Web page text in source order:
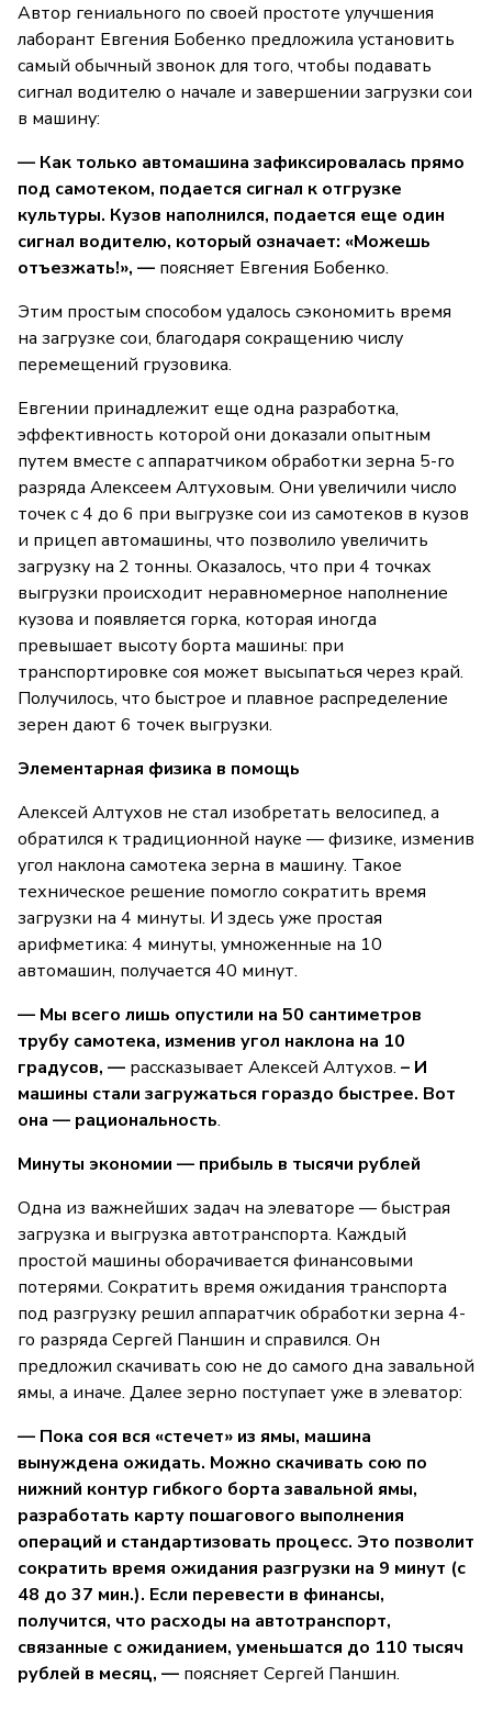
Автор гениального по своей простоте улучшения
лаборант Евгения Бобенко предложила установить
самый обычный звонок для того, чтобы подавать
сигнал водителю о начале и завершении загрузки сои
в машину:
— Как только автомашина зафиксировалась прямо
под самотеком, подается сигнал к отгрузке
культуры. Кузов наполнился, подается еще один
сигнал водителю, который означает: «Можешь
отъезжать!», — поясняет Евгения Бобенко.
Этим простым способом удалось сэкономить время
на загрузке сои, благодаря сокращению числу
перемещений грузовика.
Евгении принадлежит еще одна разработка,
эффективность которой они доказали опытным
путем вместе с аппаратчиком обработки зерна 5-го
разряда Алексеем Алтуховым. Они увеличили число
точек с 4 до 6 при выгрузке сои из самотеков в кузов
и прицеп автомашины, что позволило увеличить
загрузку на 2 тонны. Оказалось, что при 4 точках
выгрузки происходит неравномерное наполнение
кузова и появляется горка, которая иногда
превышает высоту борта машины: при
транспортировке соя может высыпаться через край.
Получилось, что быстрое и плавное распределение
зерен дают 6 точек выгрузки.
Элементарная физика в помощь
Алексей Алтухов не стал изобретать велосипед, а
обратился к традиционной науке — физике, изменив
угол наклона самотека зерна в машину. Такое
техническое решение помогло сократить время
загрузки на 4 минуты. И здесь уже простая
арифметика: 4 минуты, умноженные на 10
автомашин, получается 40 минут.
— Мы всего лишь опустили на 50 сантиметров
трубу самотека, изменив угол наклона на 10
градусов, — рассказывает Алексей Алтухов. – И
машины стали загружаться гораздо быстрее. Вот
она — рациональность.
Минуты экономии — прибыль в тысячи рублей
Одна из важнейших задач на элеваторе — быстрая
загрузка и выгрузка автотранспорта. Каждый
простой машины оборачивается финансовыми
потерями. Сократить время ожидания транспорта
под разгрузку решил аппаратчик обработки зерна 4-
го разряда Сергей Паншин и справился. Он
предложил скачивать сою не до самого дна завальной
ямы, а иначе. Далее зерно поступает уже в элеватор:
— Пока соя вся «стечет» из ямы, машина
вынуждена ожидать. Можно скачивать сою по
нижний контур гибкого борта завальной ямы,
разработать карту пошагового выполнения
операций и стандартизовать процесс. Это позволит
сократить время ожидания разгрузки на 9 минут (с
48 до 37 мин.). Если перевести в финансы,
получится, что расходы на автотранспорт,
связанные с ожиданием, уменьшатся до 110 тысяч
рублей в месяц, — поясняет Сергей Паншин.